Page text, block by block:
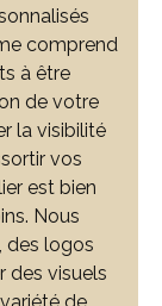
comprend
à être
de votre
la visibilité
vos
est bien
Nous
des logos
des visuels